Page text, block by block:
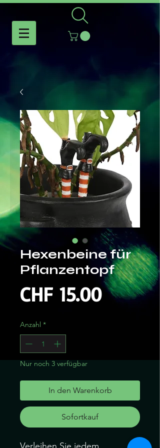
Hexenbeine für
Pflanzentopf
CHF 15.00Preis
Anzahl *
Nur noch 3 verfügbar
In den Warenkorb
Sofortkauf